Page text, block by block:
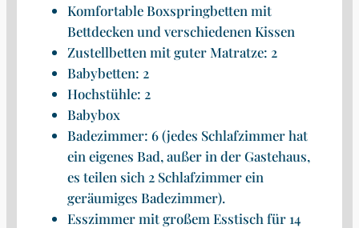
Komfortable Boxspringbetten mit
Bettdecken und verschiedenen Kissen
Zustellbetten mit guter Matratze: 2
Babybetten: 2
Hochstühle: 2
Babybox
Badezimmer: 6 (jedes Schlafzimmer hat
ein eigenes Bad, außer in der Gastehaus,
es teilen sich 2 Schlafzimmer ein
geräumiges Badezimmer).
Esszimmer mit großem Esstisch für 14